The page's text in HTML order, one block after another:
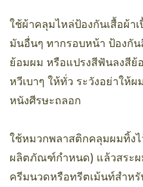
ใช้ผ้าคลุมไหล่ป้องกันเสื้อผ้า
มันอื่นๆ ทากรอบหน้า ป้องกั
ย้อมผม หรือแปรงสีฟันลงสีย้
หวีเบาๆ ให้ทั่ว ระวังอย่าให้
หนังศีรษะถลอก
ใช้หมวกพลาสติกคลุมผมทิ้ง
ผลิตภัณฑ์กำหนด) แล้วสระผ
ครีมนวดหรือทรีตเม้นท์สำห